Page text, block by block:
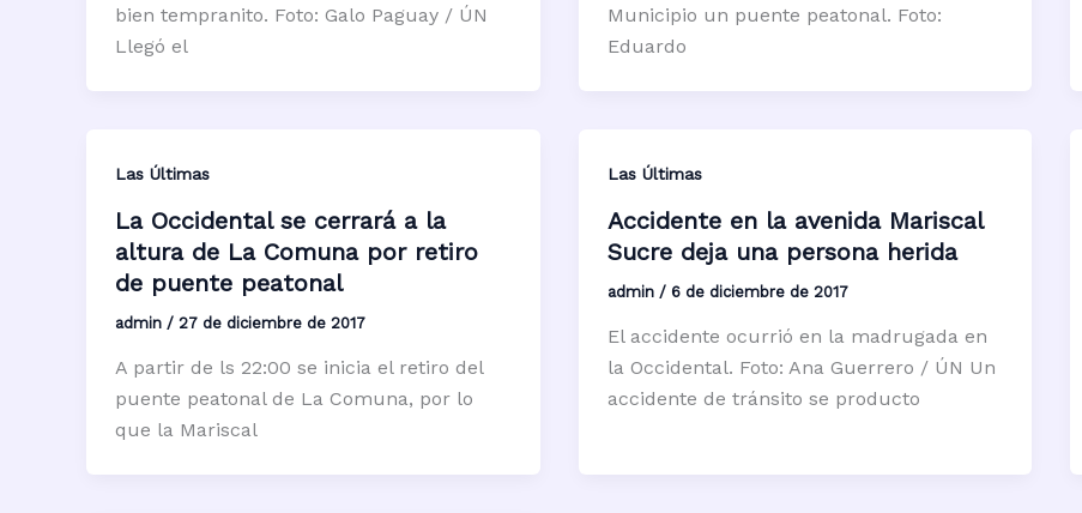
bien tempranito. Foto: Galo Paguay / ÚN
Llegó el
Municipio un puente peatonal. Foto:
Eduardo
Las Últimas
La Occidental se cerrará a la
altura de La Comuna por retiro
de puente peatonal
admin / 27 de diciembre de 2017
A partir de ls 22:00 se inicia el retiro del
puente peatonal de La Comuna, por lo
que la Mariscal
Las Últimas
Accidente en la avenida Mariscal
Sucre deja una persona herida
admin / 6 de diciembre de 2017
El accidente ocurrió en la madrugada en
la Occidental. Foto: Ana Guerrero / ÚN Un
accidente de tránsito se producto